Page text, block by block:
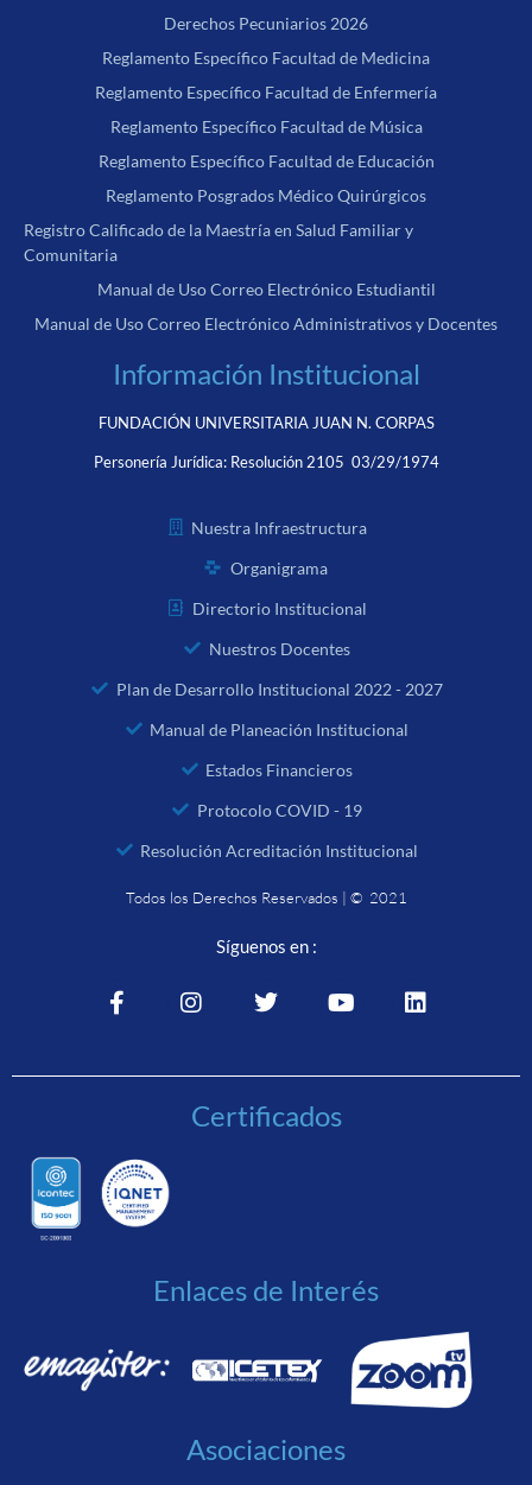
Derechos Pecuniarios 2026
Reglamento Específico Facultad de Medicina
Reglamento Específico Facultad de Enfermería
Reglamento Específico Facultad de Música
Reglamento Específico Facultad de Educación
Reglamento Posgrados Médico Quirúrgicos
Registro Calificado de la Maestría en Salud Familiar y
Comunitaria
Manual de Uso Correo Electrónico Estudiantil
Manual de Uso Correo Electrónico Administrativos y Docentes
Información Institucional
FUNDACIÓN UNIVERSITARIA JUAN N. CORPAS
Personería Jurídica: Resolución 2105 03/29/1974
Nuestra Infraestructura
Organigrama
Directorio Institucional
Nuestros Docentes
Plan de Desarrollo Institucional 2022 - 2027
Manual de Planeación Institucional
Estados Financieros
Protocolo COVID - 19
Resolución Acreditación Institucional
Todos los Derechos Reservados | © 2021
Síguenos en :
Certificados
Enlaces de Interés
Asociaciones